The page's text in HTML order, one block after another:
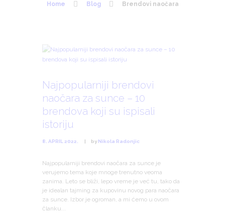
Home Blog Brendovi naočara
Najpopularniji brendovi
naočara za sunce – 10
brendova koji su ispisali
istoriju
8. APRIL 2022. byNikola Radonjic
Najpopularniji brendovi naočara za sunce je
verujemo tema koje mnoge trenutno veoma
zanima. Leto se bliži, lepo vreme je već tu, tako da
je idealan tajming za kupovinu novog para naočara
za sunce. Izbor je ogroman, a mi ćemo u ovom
članku...